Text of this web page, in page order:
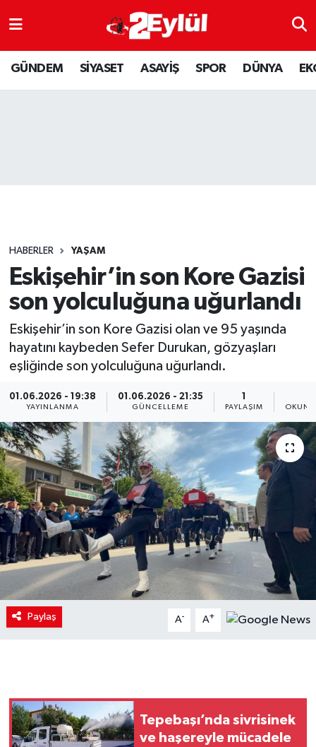
GÜNDEM SİYASET ASAYİŞ SPOR DÜNYA
HABERLER YAŞAM
Eskişehir’in son Kore Gazisi
son yolculuğuna uğurlandı
Eskişehir’in son Kore Gazisi olan ve 95 yaşında
hayatını kaybeden Sefer Durukan, gözyaşları
eşliğinde son yolculuğuna uğurlandı.
01.06.2026 - 19:38
YAYINLANMA
01.06.2026 - 21:35
GÜNCELLEME PAYLAŞIM
Paylaş A- A+
Tepebaşı’nda sivrisinek
ve haşereyle mücadele
ASAYİŞ
DÜNYA
SPOR
YAŞAM
Nöbetçi Eczaneler
Hava Durumu
Son Dakika Haberleri
Haber Arşivi